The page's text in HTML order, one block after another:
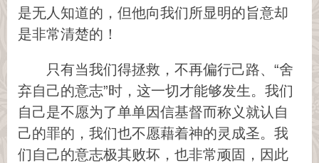
是无人知道的，但他向我们所显明的旨意却
是非常清楚的！
只有当我们得拯救，不再偏行己路、“舍
弃自己的意志”时，这一切才能够发生。我们
自己是不愿为了单单因信基督而称义就认自
己的罪的，我们也不愿藉着神的灵成圣。我
们自己的意志极其败坏，也非常顽固，因此